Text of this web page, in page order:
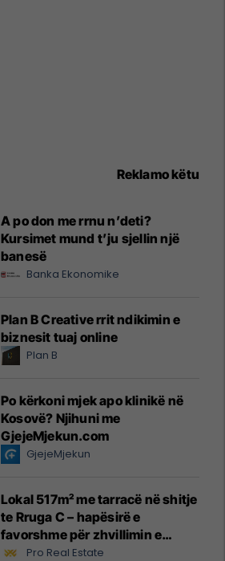
Reklamo këtu
A po don me rrnu n’deti?
Kursimet mund t’ju sjellin një
banesë
Banka Ekonomike
Plan B Creative rrit ndikimin e
biznesit tuaj online
Plan B
Po kërkoni mjek apo klinikë në
Kosovë? Njihuni me
GjejeMjekun.com
GjejeMjekun
Lokal 517m² me tarracë në shitje
te Rruga C – hapësirë e
favorshme për zhvillimin e
biznesit #15796
Pro Real Estate